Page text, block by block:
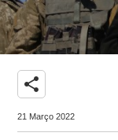
share
21 Março 2022